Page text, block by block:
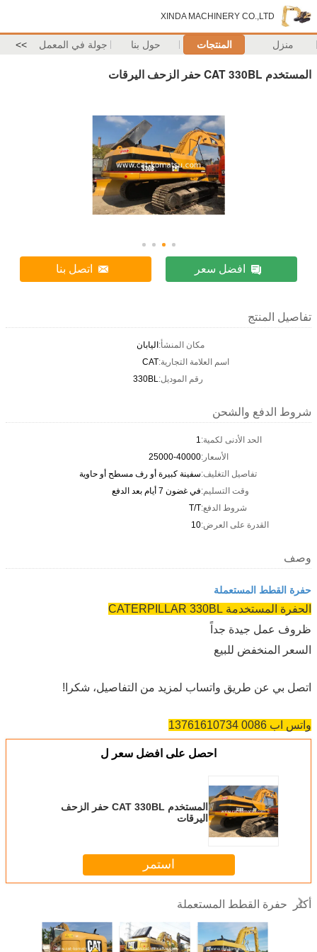
XINDA MACHINERY CO.,LTD
منزل المنتجات حول بنا جولة في المعمل >>
المستخدم CAT 330BL حفر الزحف اليرقات
افضل سعر اتصل بنا
تفاصيل المنتج
مكان المنشأ:اليابان
اسم العلامة التجارية:CAT
رقم الموديل:330BL
شروط الدفع والشحن
الحد الأدنى لكمية:1
الأسعار:25000-40000
تفاصيل التغليف:سفينة كبيرة أو رف مسطح أو حاوية
وقت التسليم:في غضون 7 أيام بعد الدفع
شروط الدفع:T/T
القدرة على العرض:10
وصف
حفرة القطط المستعملة
الحفرة المستخدمة CATERPILLAR 330BL
ظروف عمل جيدة جداً
السعر المنخفض للبيع
اتصل بي عن طريق واتساب لمزيد من التفاصيل، شكرا!
واتس اب 0086 13761610734
احصل على افضل سعر ل
المستخدم CAT 330BL حفر الزحف
اليرقات
استمر
أكثر حفرة القطط المستعملة